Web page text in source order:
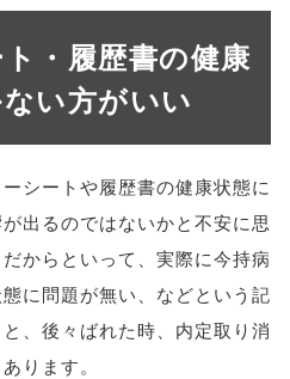
・履歴書の健康
い方がいい
シートや履歴書の健康状態に
出るのではないかと不安に思
からといって、実際に今持病
に問題が無い、などという記
、後々ばれた時、内定取り消
ります。